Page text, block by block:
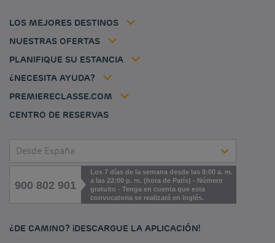
LOS MEJORES DESTINOS
NUESTRAS OFERTAS
Tarifa del miembro
PLANIFIQUE SU ESTANCIA
Mi reserva
Politique animaux de compagnie
¿NECESITA AYUDA?
PREMIERECLASSE.COM
Tax policy
Empleo
Jin Jiang International
CENTRO DE RESERVAS
Desde España
900 802 901
Los 7 días de la semana desde las 8:00 a. m.
a las 22:00 p. m. (hora de París) - Número
gratuito - Tenga en cuenta que esta
convocatoria se realizará en inglés.
¿DE CAMINO? ¡DESCARGUE LA APLICACIÓN!